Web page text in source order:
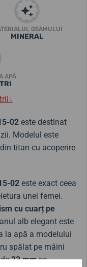
GEAMULUI
MINERAL
APĂ
↓
02 este destinat
Modelul este
titan cu acoperire
02 este exact ceea
unei femei.
cu cuarț pe
alb elegant este
la apă a modelului
spălat pe mâini
de33mmse